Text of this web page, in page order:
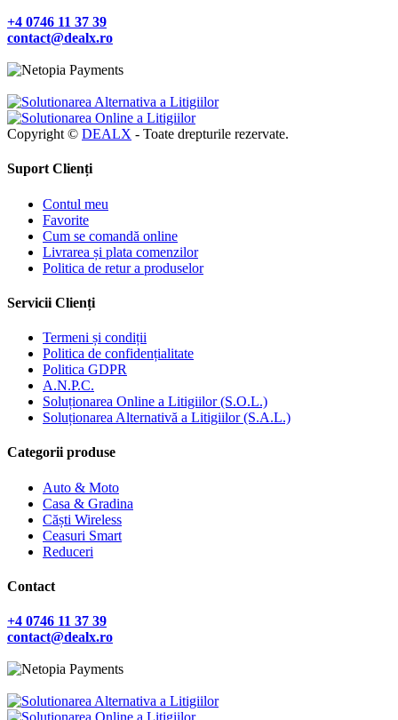
+4 0746 11 37 39
contact@dealx.ro
Copyright © DEALX - Toate drepturile rezervate.
Suport Clienți
Contul meu
Favorite
Cum se comandă online
Livrarea și plata comenzilor
Politica de retur a produselor
Servicii Clienți
Termeni și condiții
Politica de confidențialitate
Politica GDPR
A.N.P.C.
Soluționarea Online a Litigiilor (S.O.L.)
Soluționarea Alternativă a Litigiilor (S.A.L.)
Categorii produse
Auto & Moto
Casa & Gradina
Căști Wireless
Ceasuri Smart
Reduceri
Contact
+4 0746 11 37 39
contact@dealx.ro